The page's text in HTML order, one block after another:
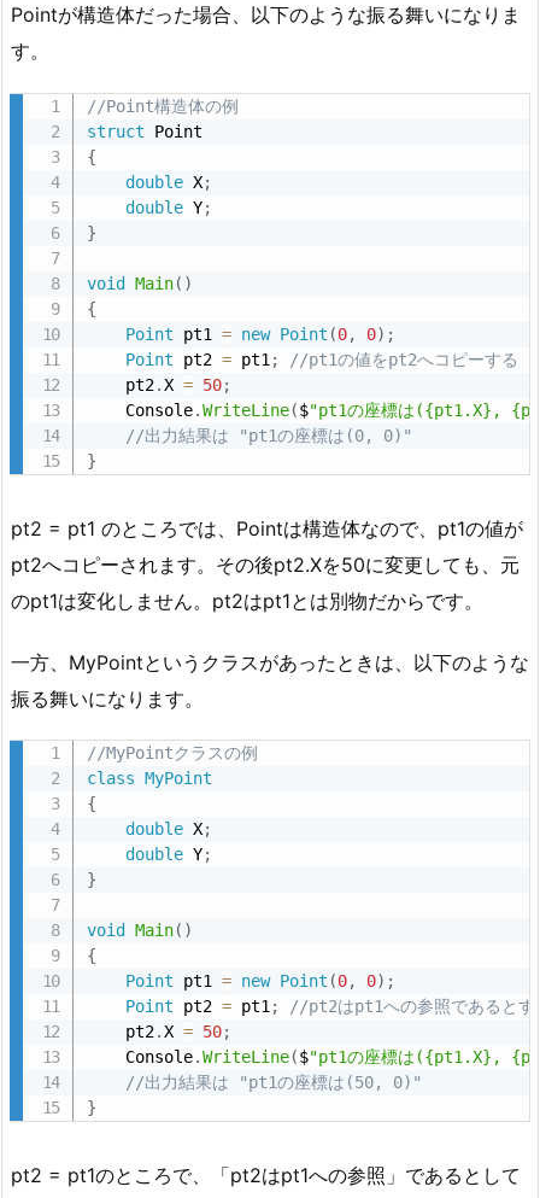
Pointが構造体だった場合、以下のような振る舞いになりま
す。
//Point構造体の例
struct
{
double X;
double Y;
}
void Main( )
{
Point pt1 = new Point (0, 0) ;
Point pt2 = pt1 ;
//pt1の値をpt2へコピーする
    pt2
.X = 50;
    Console
.WriteLine($"pt1の座標は({pt1.X},
//出力結果は "pt1の座標は(0, 0)"
}
pt2 = pt1 のところでは、Pointは構造体なので、pt1の値が
pt2へコピーされます。その後pt2.Xを50に変更しても、元
のpt1は変化しません。pt2はpt1とは別物だからです。
一方、MyPointというクラスがあったときは、以下のような
振る舞いになります。
//MyPointクラスの例
class MyPoint
{
double X;
double Y;
}
void Main( )
{
Point pt1 = new Point (0, 0) ;
Point pt2 = pt1;
//pt2はpt1への参照であるとす
    pt2
.X = 50;
    Console
.WriteLine($"pt1の座標は({pt1.X},
//出力結果は "pt1の座標は(50, 0)"
}
pt2 = pt1のところで、「pt2はpt1への参照」であるとして